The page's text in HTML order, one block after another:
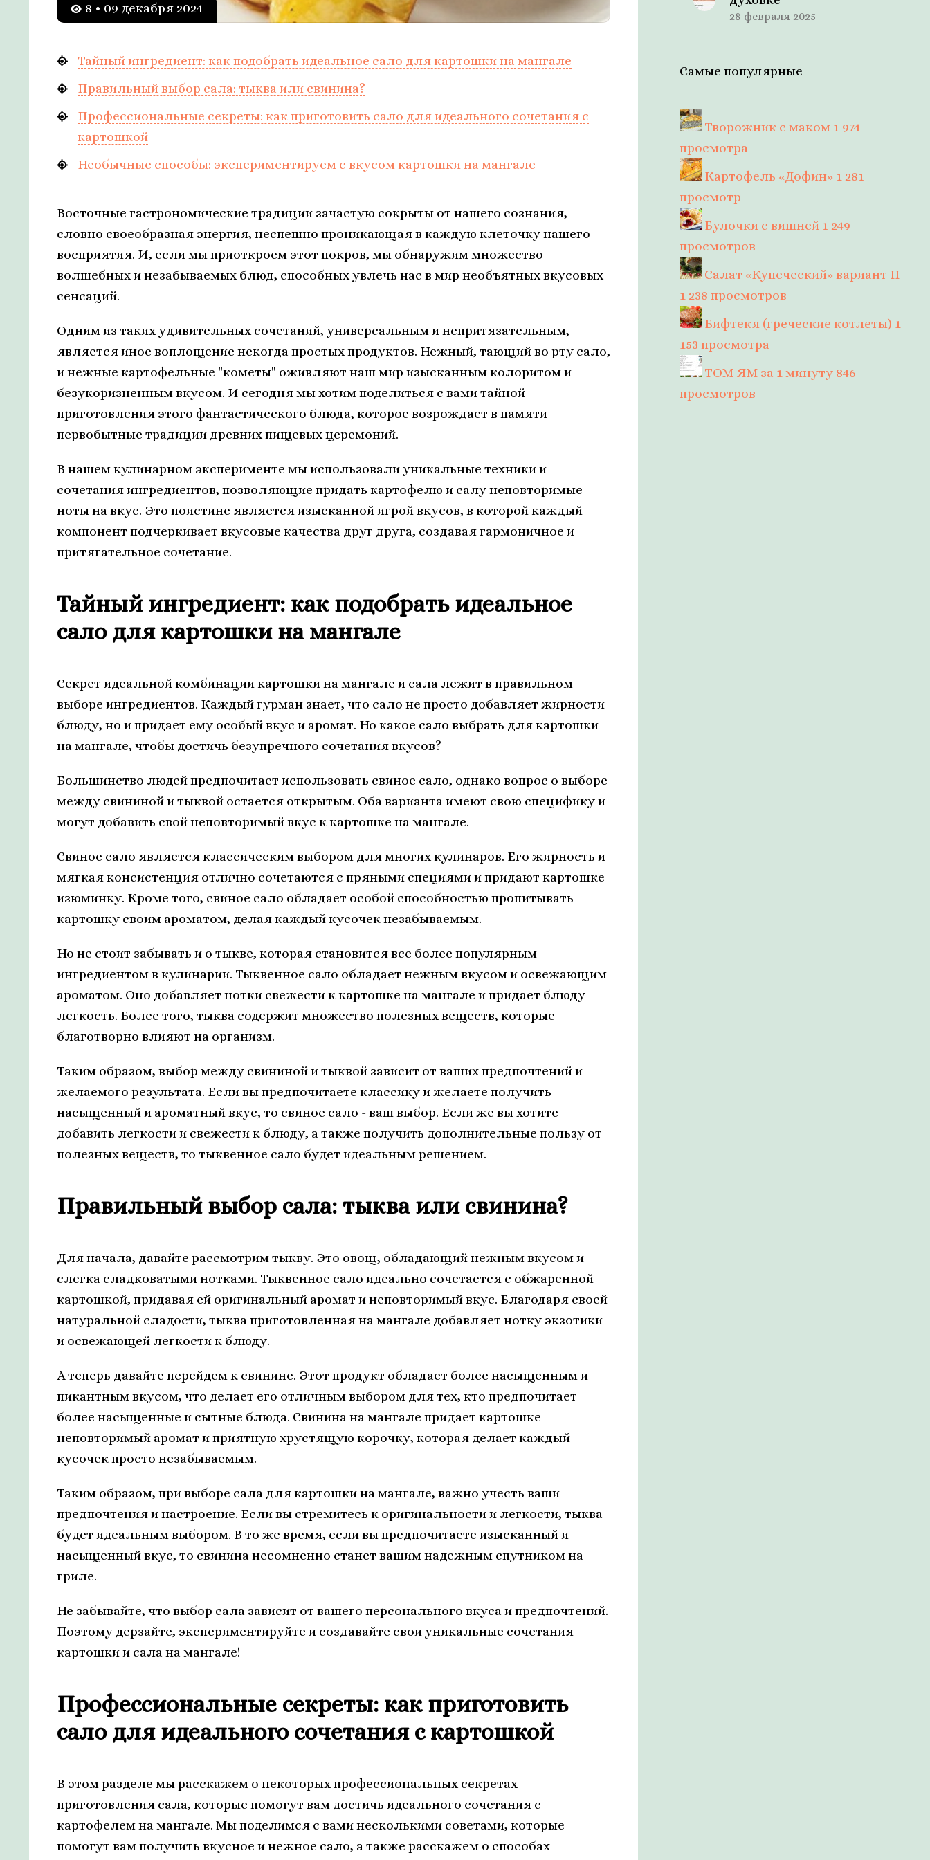
8 • 09 декабря 2024
Тайный ингредиент: как подобрать идеальное сало для картошки на мангале
Правильный выбор сала: тыква или свинина?
Профессиональные секреты: как приготовить сало для идеального сочетания с
картошкой
Необычные способы: экспериментируем с вкусом картошки на мангале
Восточные гастрономические традиции зачастую сокрыты от нашего сознания,
словно своеобразная энергия, неспешно проникающая в каждую клеточку нашего
восприятия. И, если мы приоткроем этот покров, мы обнаружим множество
волшебных и незабываемых блюд, способных увлечь нас в мир необъятных вкусовых
сенсаций.
Одним из таких удивительных сочетаний, универсальным и непритязательным,
является иное воплощение некогда простых продуктов. Нежный, тающий во рту сало,
и нежные картофельные "кометы" оживляют наш мир изысканным колоритом и
безукоризненным вкусом. И сегодня мы хотим поделиться с вами тайной
приготовления этого фантастического блюда, которое возрождает в памяти
первобытные традиции древних пищевых церемоний.
В нашем кулинарном эксперименте мы использовали уникальные техники и
сочетания ингредиентов, позволяющие придать картофелю и салу неповторимые
ноты на вкус. Это поистине является изысканной игрой вкусов, в которой каждый
компонент подчеркивает вкусовые качества друг друга, создавая гармоничное и
притягательное сочетание.
Тайный ингредиент: как подобрать идеальное
сало для картошки на мангале
Секрет идеальной комбинации картошки на мангале и сала лежит в правильном
выборе ингредиентов. Каждый гурман знает, что сало не просто добавляет жирности
блюду, но и придает ему особый вкус и аромат. Но какое сало выбрать для картошки
на мангале, чтобы достичь безупречного сочетания вкусов?
Большинство людей предпочитает использовать свиное сало, однако вопрос о выборе
между свининой и тыквой остается открытым. Оба варианта имеют свою специфику и
могут добавить свой неповторимый вкус к картошке на мангале.
Свиное сало является классическим выбором для многих кулинаров. Его жирность и
мягкая консистенция отлично сочетаются с пряными специями и придают картошке
изюминку. Кроме того, свиное сало обладает особой способностью пропитывать
картошку своим ароматом, делая каждый кусочек незабываемым.
Но не стоит забывать и о тыкве, которая становится все более популярным
ингредиентом в кулинарии. Тыквенное сало обладает нежным вкусом и освежающим
ароматом. Оно добавляет нотки свежести к картошке на мангале и придает блюду
легкость. Более того, тыква содержит множество полезных веществ, которые
благотворно влияют на организм.
Таким образом, выбор между свининой и тыквой зависит от ваших предпочтений и
желаемого результата. Если вы предпочитаете классику и желаете получить
насыщенный и ароматный вкус, то свиное сало - ваш выбор. Если же вы хотите
добавить легкости и свежести к блюду, а также получить дополнительные пользу от
полезных веществ, то тыквенное сало будет идеальным решением.
Правильный выбор сала: тыква или свинина?
Для начала, давайте рассмотрим тыкву. Это овощ, обладающий нежным вкусом и
слегка сладковатыми нотками. Тыквенное сало идеально сочетается с обжаренной
картошкой, придавая ей оригинальный аромат и неповторимый вкус. Благодаря своей
натуральной сладости, тыква приготовленная на мангале добавляет нотку экзотики
и освежающей легкости к блюду.
А теперь давайте перейдем к свинине. Этот продукт обладает более насыщенным и
пикантным вкусом, что делает его отличным выбором для тех, кто предпочитает
более насыщенные и сытные блюда. Свинина на мангале придает картошке
неповторимый аромат и приятную хрустящую корочку, которая делает каждый
кусочек просто незабываемым.
Таким образом, при выборе сала для картошки на мангале, важно учесть ваши
предпочтения и настроение. Если вы стремитесь к оригинальности и легкости, тыква
будет идеальным выбором. В то же время, если вы предпочитаете изысканный и
насыщенный вкус, то свинина несомненно станет вашим надежным спутником на
гриле.
Не забывайте, что выбор сала зависит от вашего персонального вкуса и предпочтений.
Поэтому дерзайте, экспериментируйте и создавайте свои уникальные сочетания
картошки и сала на мангале!
Профессиональные секреты: как приготовить
сало для идеального сочетания с картошкой
В этом разделе мы расскажем о некоторых профессиональных секретах
приготовления сала, которые помогут вам достичь идеального сочетания с
картофелем на мангале. Мы поделимся с вами несколькими советами, которые
помогут вам получить вкусное и нежное сало, а также расскажем о способах
28 февраля 2025
Самые популярные
Творожник с маком 1 974
просмотра
Картофель «Дофин» 1 281
просмотр
Булочки с вишней 1 249
просмотров
Салат «Купеческий» вариант II
1 238 просмотров
Бифтекя (греческие котлеты) 1
153 просмотра
ТОМ ЯМ за 1 минуту 846
просмотров